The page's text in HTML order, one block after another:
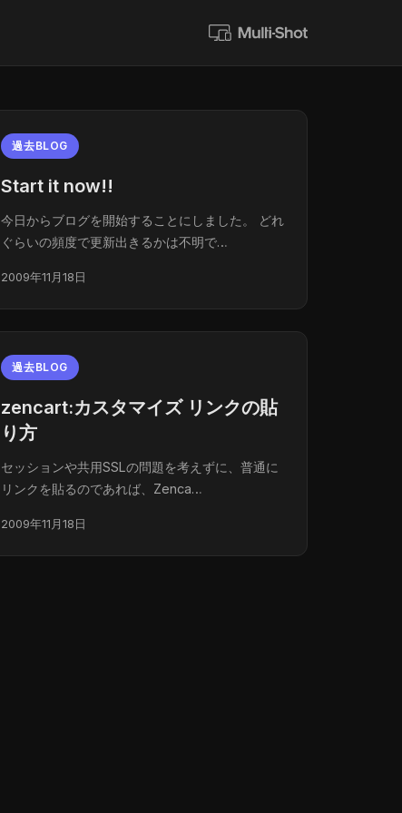
過去BLOG
Start it now!!
今日からブログを開始することにしました。 どれ
ぐらいの頻度で更新出きるかは不明で…
2009年11月18日
過去BLOG
zencart:カスタマイズ リンクの貼
り方
セッションや共用SSLの問題を考えずに、普通に
リンクを貼るのであれば、Zenca…
2009年11月18日